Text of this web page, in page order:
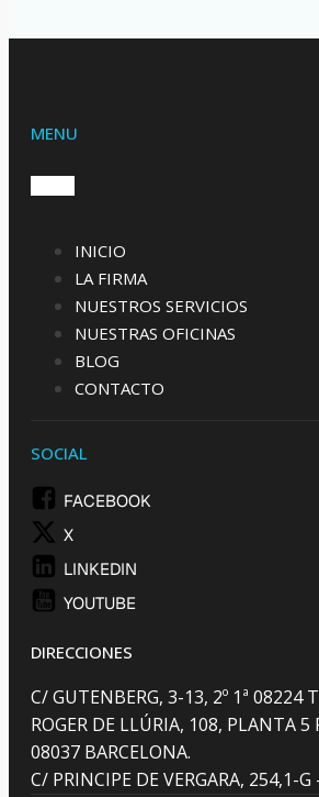
MENU
INICIO
LA FIRMA
NUESTROS SERVICIOS
NUESTRAS OFICINAS
BLOG
CONTACTO
SOCIAL
FACEBOOK
X
LINKEDIN
YOUTUBE
DIRECCIONES
C/ GUTENBERG, 3-13, 2º 1ª 08224
ROGER DE LLÚRIA, 108, PLANTA 5
08037 BARCELONA.
C/ PRINCIPE DE VERGARA, 254,1-